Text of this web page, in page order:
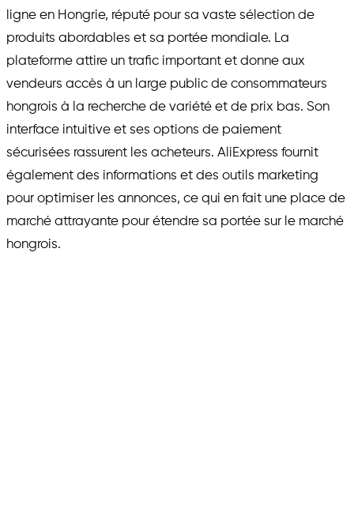
ligne en Hongrie, réputé pour sa vaste sélection de
produits abordables et sa portée mondiale. La
plateforme attire un trafic important et donne aux
vendeurs accès à un large public de consommateurs
hongrois à la recherche de variété et de prix bas. Son
interface intuitive et ses options de paiement
sécurisées rassurent les acheteurs. AliExpress fournit
également des informations et des outils marketing
pour optimiser les annonces, ce qui en fait une place de
marché attrayante pour étendre sa portée sur le marché
hongrois.